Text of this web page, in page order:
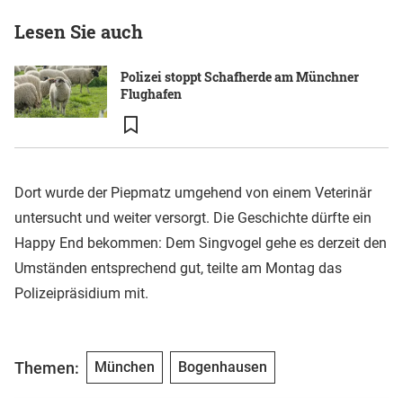
Lesen Sie auch
Polizei stoppt Schafherde am Münchner
Flughafen
Dort wurde der Piepmatz umgehend von einem Veterinär
untersucht und weiter versorgt. Die Geschichte dürfte ein
Happy End bekommen: Dem Singvogel gehe es derzeit den
Umständen entsprechend gut, teilte am Montag das
Polizeipräsidium mit.
Themen: München Bogenhausen